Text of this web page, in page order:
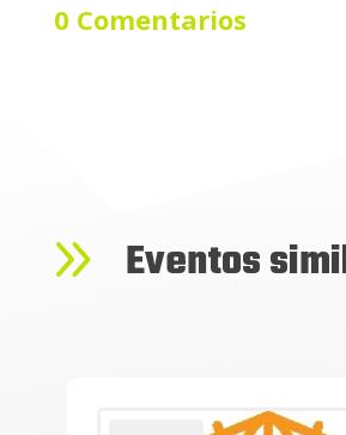
0 Comentarios
9 Eventos